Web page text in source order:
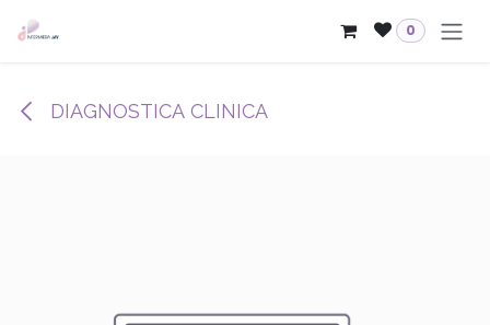
Passa al contenuto
0
DIAGNOSTICA CLINICA